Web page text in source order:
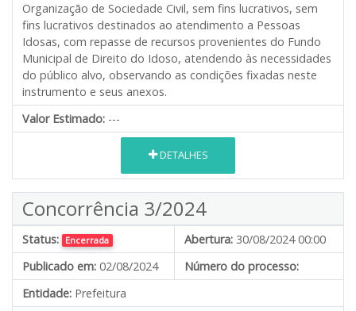
Organização de Sociedade Civil, sem fins lucrativos, sem
fins lucrativos destinados ao atendimento a Pessoas
Idosas, com repasse de recursos provenientes do Fundo
Municipal de Direito do Idoso, atendendo às necessidades
do público alvo, observando as condições fixadas neste
instrumento e seus anexos.
Valor Estimado: ---
DETALHES
Concorrência 3/2024
Status: Encerrada Abertura: 30/08/2024 00:00
Publicado em: 02/08/2024
Número do processo:
Entidade: Prefeitura